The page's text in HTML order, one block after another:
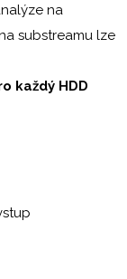
na
substreamu lze
každý HDD